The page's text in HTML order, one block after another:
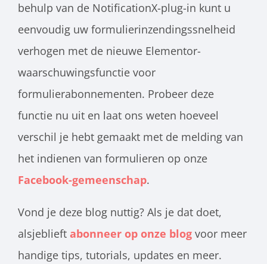
behulp van de NotificationX-plug-in kunt u
eenvoudig uw formulierinzendingssnelheid
verhogen met de nieuwe Elementor-
waarschuwingsfunctie voor
formulierabonnementen. Probeer deze
functie nu uit en laat ons weten hoeveel
verschil je hebt gemaakt met de melding van
het indienen van formulieren op onze
Facebook-gemeenschap.
Vond je deze blog nuttig? Als je dat doet,
alsjeblieft abonneer op onze blog voor meer
handige tips, tutorials, updates en meer.